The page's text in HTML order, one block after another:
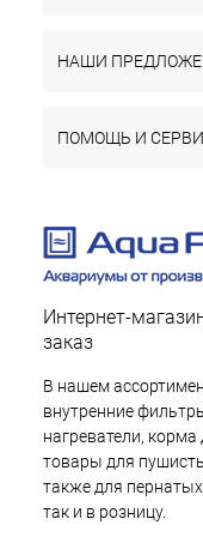
НАШИ
ПОМОЩЬ И
Интернет-
заказ
В нашем
внутренние
нагреватели,
товары для
также для пернатых
так и в розницу.